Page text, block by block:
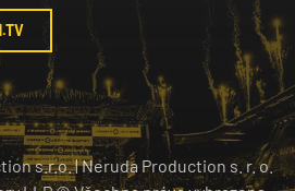
s.r.o.|Neruda Production s. r. o.